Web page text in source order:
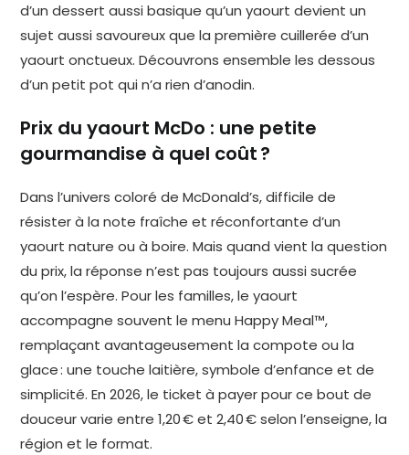
d’un dessert aussi basique qu’un yaourt devient un
sujet aussi savoureux que la première cuillerée d’un
yaourt onctueux. Découvrons ensemble les dessous
d’un petit pot qui n’a rien d’anodin.
Prix du yaourt McDo : une petite
gourmandise à quel coût ?
Dans l’univers coloré de McDonald’s, difficile de
résister à la note fraîche et réconfortante d’un
yaourt nature ou à boire. Mais quand vient la question
du prix, la réponse n’est pas toujours aussi sucrée
qu’on l’espère. Pour les familles, le yaourt
accompagne souvent le menu Happy Meal™,
remplaçant avantageusement la compote ou la
glace : une touche laitière, symbole d’enfance et de
simplicité. En 2026, le ticket à payer pour ce bout de
douceur varie entre 1,20 € et 2,40 € selon l’enseigne, la
région et le format.